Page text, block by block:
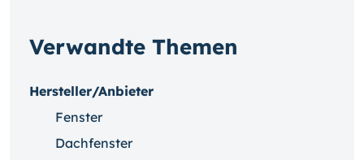
Verwandte Themen
Hersteller/Anbieter
Fenster
Dachfenster